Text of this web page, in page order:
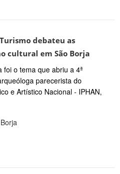
debateu as
cultural em São Borja
foi o tema que abriu a 4ª
parecerista do
e Artístico Nacional - IPHAN,